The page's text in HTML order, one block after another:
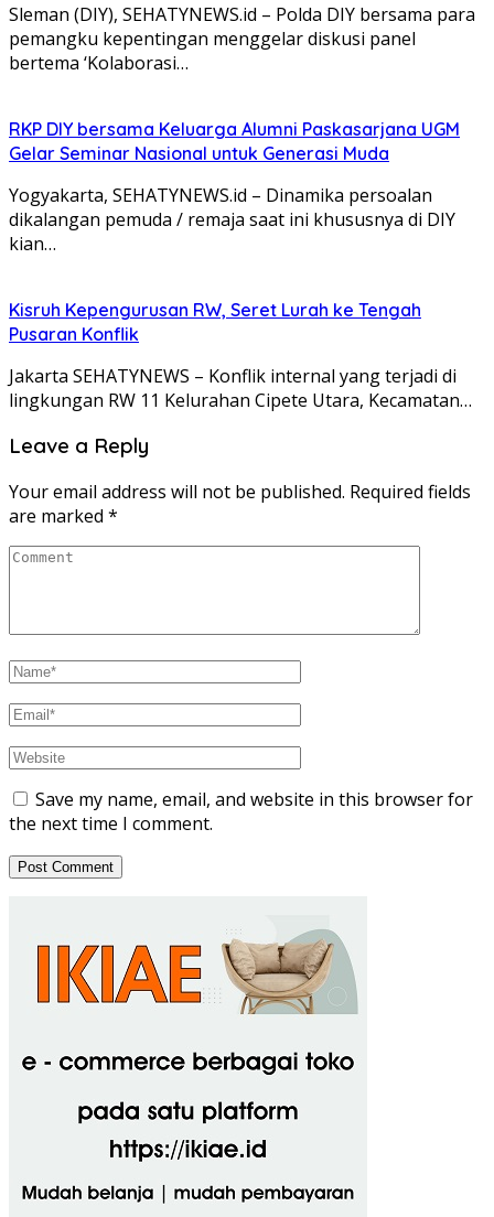
Sleman (DIY), SEHATYNEWS.id – Polda DIY bersama para
pemangku kepentingan menggelar diskusi panel
bertema ‘Kolaborasi…
RKP DIY bersama Keluarga Alumni Paskasarjana UGM
Gelar Seminar Nasional untuk Generasi Muda
Yogyakarta, SEHATYNEWS.id – Dinamika persoalan
dikalangan pemuda / remaja saat ini khususnya di DIY
kian…
Kisruh Kepengurusan RW, Seret Lurah ke Tengah
Pusaran Konflik
Jakarta SEHATYNEWS – Konflik internal yang terjadi di
lingkungan RW 11 Kelurahan Cipete Utara, Kecamatan…
Leave a Reply
Your email address will not be published. Required fields
are marked *
Save my name, email, and website in this browser for
the next time I comment.